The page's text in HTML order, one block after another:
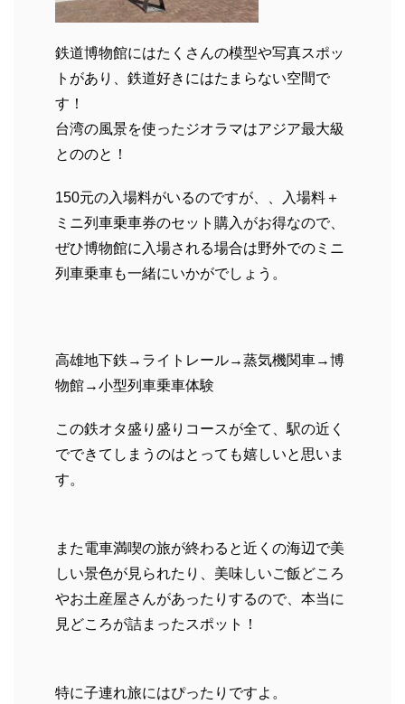
鉄道博物館にはたくさんの模型や写真スポッ
トがあり、鉄道好きにはたまらない空間で
す！
台湾の風景を使ったジオラマはアジア最大級
とののと！
150元の入場料がいるのですが、、入場料＋
ミニ列車乗車券のセット購入がお得なので、
ぜひ博物館に入場される場合は野外でのミニ
列車乗車も一緒にいかがでしょう。
高雄地下鉄→ライトレール→蒸気機関車→博
物館→小型列車乗車体験
この鉄オタ盛り盛りコースが全て、駅の近く
でできてしまうのはとっても嬉しいと思いま
す。
また電車満喫の旅が終わると近くの海辺で美
しい景色が見られたり、美味しいご飯どころ
やお土産屋さんがあったりするので、本当に
見どころが詰まったスポット！
特に子連れ旅にはぴったりですよ。